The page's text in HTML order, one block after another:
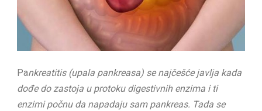
Pankreatitis (upala pankreasa) se najčešće javlja kada
dođe do zastoja u protoku digestivnih enzima i ti
enzimi počnu da napadaju sam pankreas. Tada se